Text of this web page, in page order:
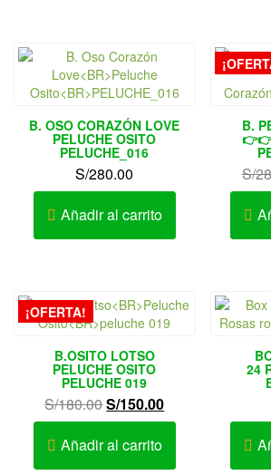
B. OSO CORAZÓN LOVE
PELUCHE OSITO
PELUCHE_016
S/280.00
Añadir al carrito
B.
S/
¡OFERTA!
B.OSITO LOTSO
PELUCHE OSITO
PELUCHE 019
S/180.00El
precio
original
S/150.00El
precio
es:
Añadir al carrito
24